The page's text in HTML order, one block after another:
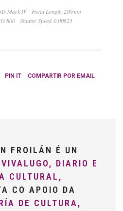
Mark IV
Focal Length 200mm
800 Shutter Speed 0.00625
PIN IT COMPARTIR POR EMAIL
FROILÁN É UN
VIVALUGO, DIARIO E
CULTURAL,
CO APOIO DA
DE CULTURA,